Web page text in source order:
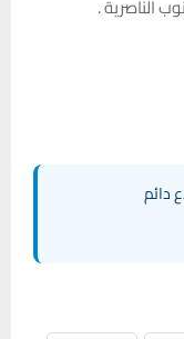
الناصرية .
دائم